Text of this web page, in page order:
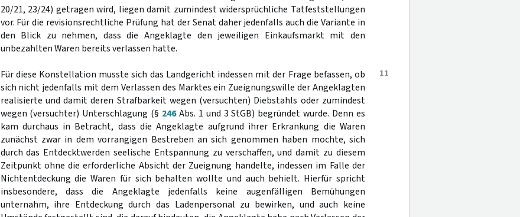
20/21, 23/24) getragen wird, liegen damit zumindest widersprüchliche Tatfeststellungen
vor. Für die revisionsrechtliche Prüfung hat der Senat daher jedenfalls auch die Variante in
den Blick zu nehmen, dass die Angeklagte den jeweiligen Einkaufsmarkt mit den
unbezahlten Waren bereits verlassen hatte.
11
Für diese Konstellation musste sich das Landgericht indessen mit der Frage befassen, ob
sich nicht jedenfalls mit dem Verlassen des Marktes ein Zueignungswille der Angeklagten
realisierte und damit deren Strafbarkeit wegen (versuchten) Diebstahls oder zumindest
wegen (versuchter) Unterschlagung (§ 246Abs. 1 und 3 StGB) begründet wurde. Denn es
kam durchaus in Betracht, dass die Angeklagte aufgrund ihrer Erkrankung die Waren
zunächst zwar in dem vorrangigen Bestreben an sich genommen haben mochte, sich
durch das Entdecktwerden seelische Entspannung zu verschaffen, und damit zu diesem
Zeitpunkt ohne die erforderliche Absicht der Zueignung handelte, indessen im Falle der
Nichtentdeckung die Waren für sich behalten wollte und auch behielt. Hierfür spricht
insbesondere, dass die Angeklagte jedenfalls keine augenfälligen Bemühungen
unternahm, ihre Entdeckung durch das Ladenpersonal zu bewirken, und auch keine